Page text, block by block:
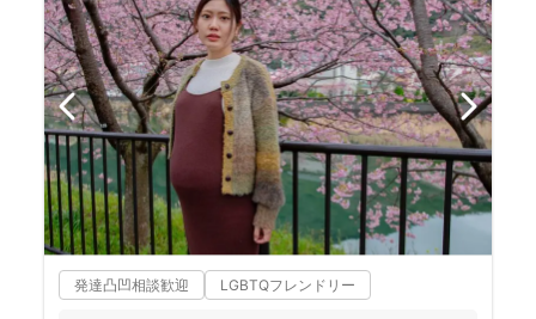
発達凸凹相談歓迎 LGBTQフレンドリー